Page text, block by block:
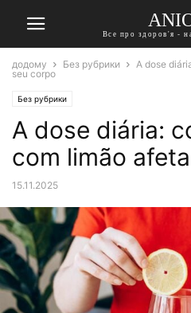
Все про здоров'я -
додому Без рубрики
A dose
seu corpo
Без рубрики
A dose diária:
com limão
15.11.2025